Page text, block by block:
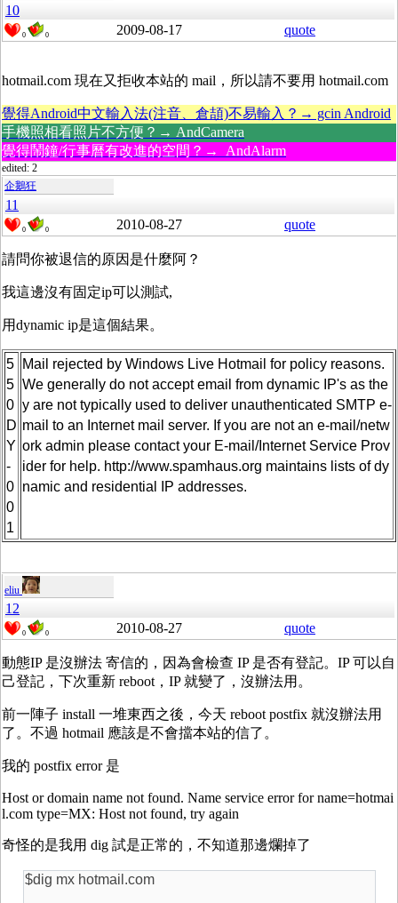
10
0 0 2009-08-17 quote
hotmail.com 現在又拒收本站的 mail，所以請不要用 hotmail.com
覺得Android中文輸入法(注音、倉頡)不易輸入？→ gcin Android
手機照相看照片不方便？→ AndCamera
覺得鬧鐘/行事曆有改進的空間？→ AndAlarm
edited: 2
企鵝狂
11
0 0 2010-08-27 quote
請問你被退信的原因是什麼阿？
我這邊沒有固定ip可以測試,
用dynamic ip是這個結果。
5
5
0
D
Y
-
0
0
1
Mail rejected by Windows Live Hotmail for policy reasons.
We generally do not accept email from dynamic IP's as the
y are not typically used to deliver unauthenticated SMTP e-
mail to an Internet mail server. If you are not an e-mail/netw
ork admin please contact your E-mail/Internet Service Prov
ider for help. http://www.spamhaus.org maintains lists of dy
namic and residential IP addresses.
eliu
12
0 0 2010-08-27 quote
動態IP 是沒辦法 寄信的，因為會檢查 IP 是否有登記。IP 可以自
己登記，下次重新 reboot，IP 就變了，沒辦法用。
前一陣子 install 一堆東西之後，今天 reboot postfix 就沒辦法用
了。不過 hotmail 應該是不會擋本站的信了。
我的 postfix error 是
Host or domain name not found. Name service error for name=hotmai
l.com type=MX: Host not found, try again
奇怪的是我用 dig 試是正常的，不知道那邊爛掉了
$dig mx hotmail.com